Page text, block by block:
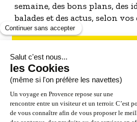
semaine, des bons plans, des
balades et des actus, selon
S'INSCRIRE À LA
NOS PARTENAIRES